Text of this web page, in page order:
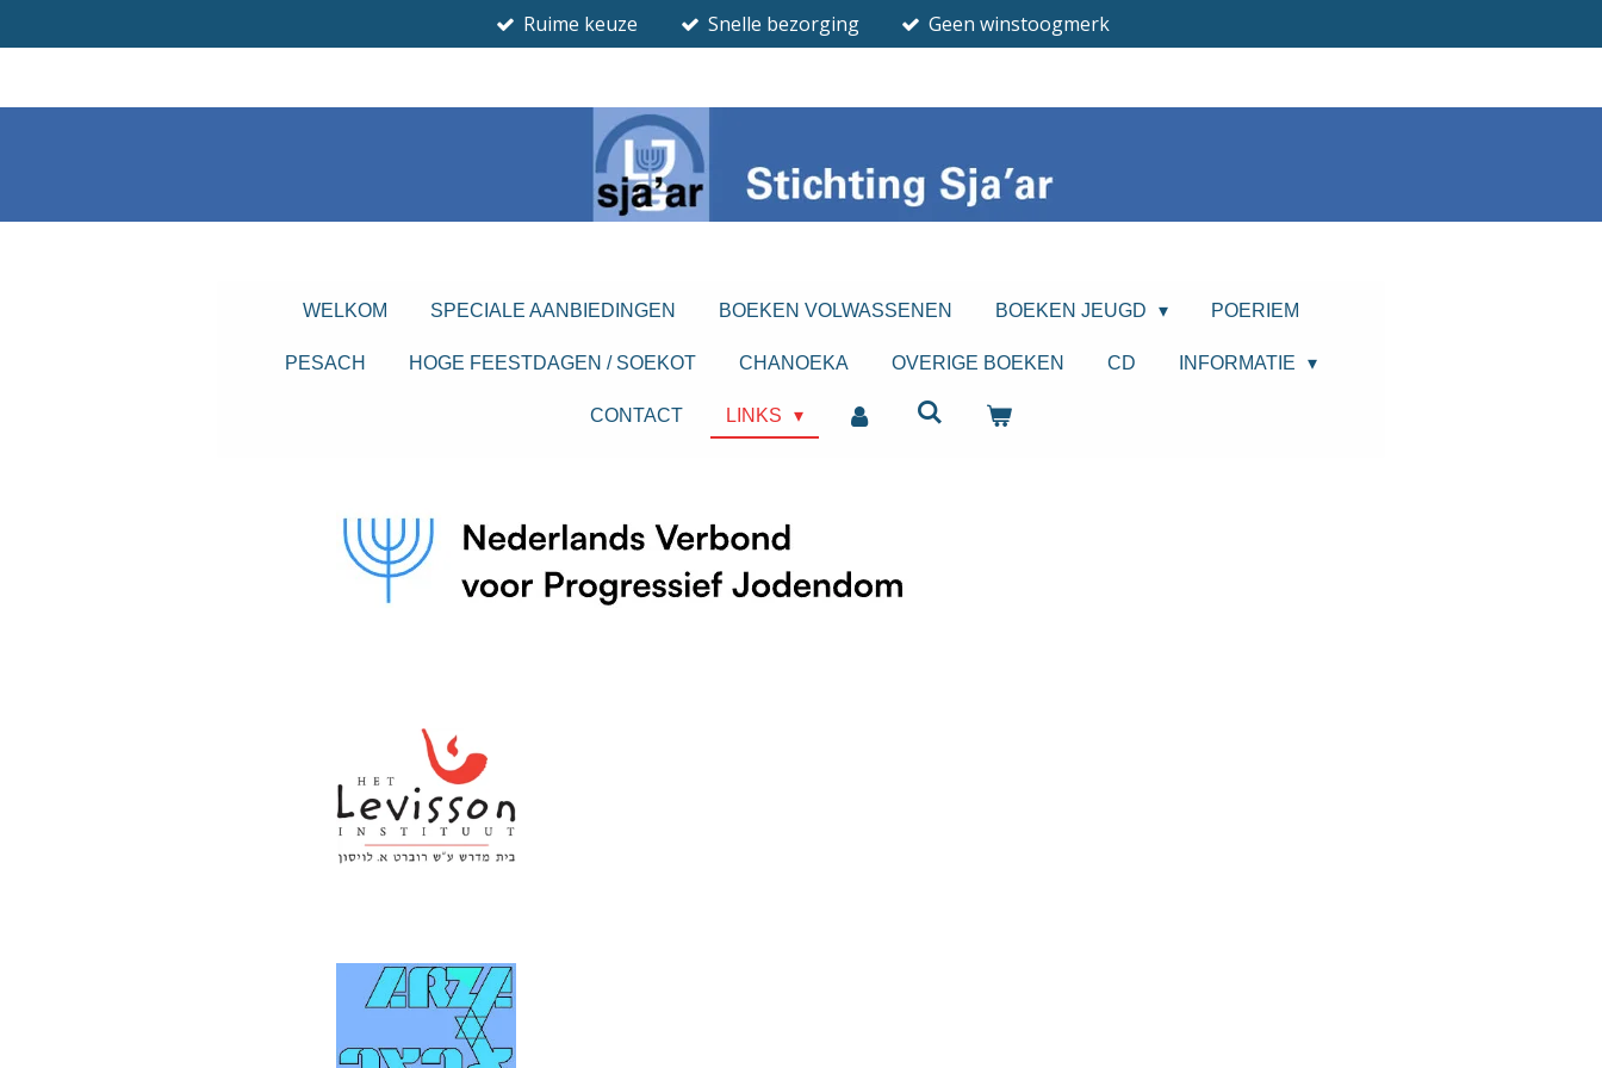
direct
de
Ruime keuze Snelle bezorging Geen winstoogmerk
WELKOM SPECIALE AANBIEDINGEN BOEKEN VOLWASSENEN BOEKEN JEUGD POERIEM
PESACH HOGE FEESTDAGEN / SOEKOT CHANOEKA OVERIGE BOEKEN CD INFORMATIE
CONTACT LINKS